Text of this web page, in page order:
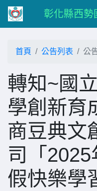
彰化縣西勢
首頁 公告列表 公
轉知~國
學創新育
商豆典文
司「
假快樂學